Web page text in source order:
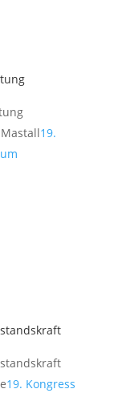
19.
19. Kongress